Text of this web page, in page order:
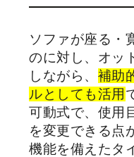
ソファが座る・
のに対し、オッ
しながら、 補助
ルとしても活用
可動式で、使用
を変更できる点
機能を備えたタ